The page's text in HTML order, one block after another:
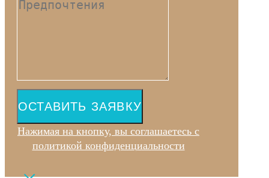
ОСТАВИТЬ ЗАЯВКУ
Нажимая на кнопку, вы соглашаетесь с
политикой конфиденциальности